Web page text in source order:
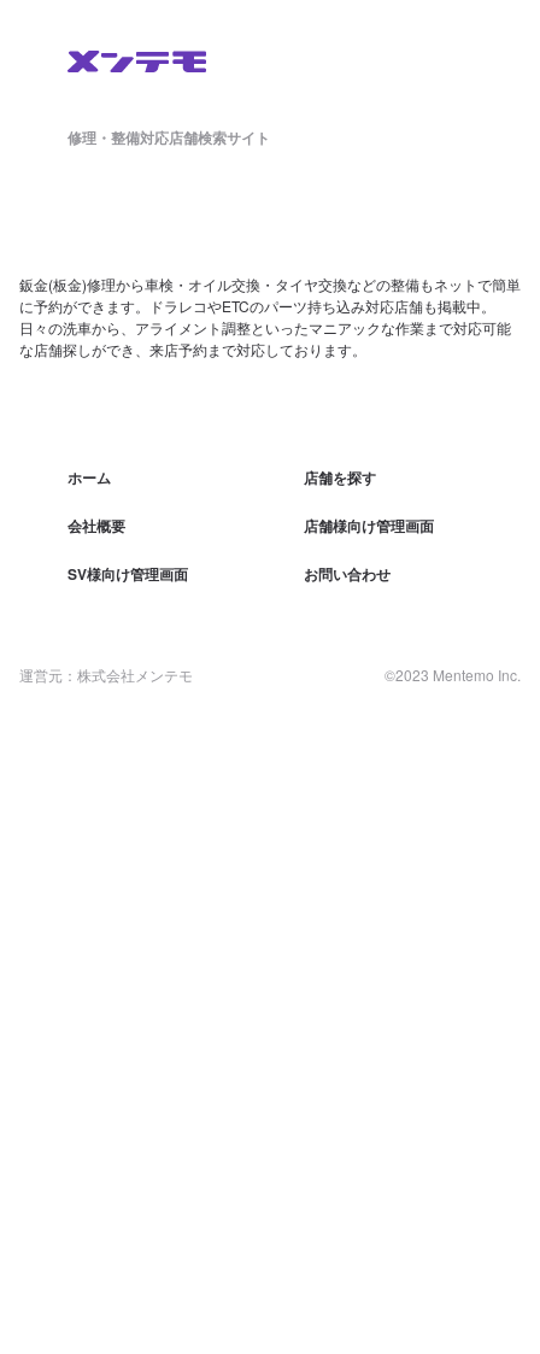
修理・整備対応店舗検索サイト
鈑金(板金)修理から車検・オイル交換・タイヤ交換などの整備もネットで簡単
に予約ができます。ドラレコやETCのパーツ持ち込み対応店舗も掲載中。
日々の洗車から、アライメント調整といったマニアックな作業まで対応可能
な店舗探しができ、来店予約まで対応しております。
ホーム 店舗を探す
会社概要 店舗様向け管理画面
SV様向け管理画面 お問い合わせ
運営元：株式会社メンテモ ©2023 Mentemo Inc.